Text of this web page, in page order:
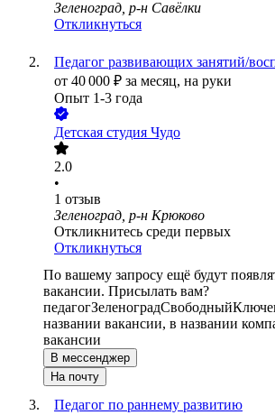
Зеленоград, р-н Савёлки
Откликнуться
Педагог развивающих занятий/
от 40 000 ₽ за месяц, на руки
Опыт 1-3 года
Детская студия Чудо
2.0
•
1 отзыв
Зеленоград, р-н Крюково
Откликнитесь среди первых
Откликнуться
По вашему запросу ещё будут
вакансии. Присылать вам?
педагогЗеленоградСвободный
названии вакансии, в названии
вакансии
В мессенджер
На почту
Педагог по раннему развитию